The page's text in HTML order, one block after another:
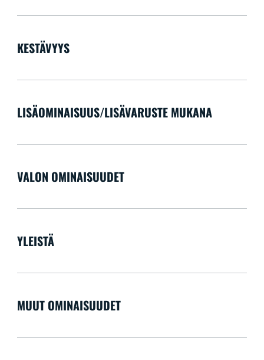
KESTÄVYYS
LISÄOMINAISUUS/LISÄVARUSTE MUKANA
VALON OMINAISUUDET
YLEISTÄ
MUUT OMINAISUUDET